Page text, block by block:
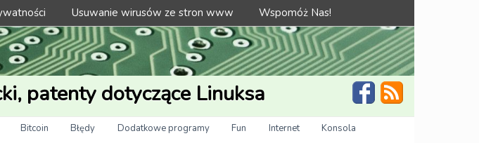
Usuwanie wirusów ze stron www Wspomóż Nas!
patenty dotyczące Linuksa
Bitcoin Błędy Dodatkowe programy Fun Internet
Konsola